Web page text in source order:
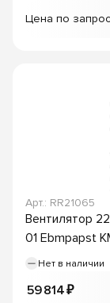
Цена по
Арт.: RR21065
Вентилятор
01 Ebmpapst
Нет в наличии
59 814 ₽